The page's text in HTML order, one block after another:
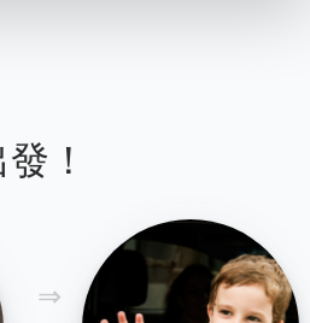
！